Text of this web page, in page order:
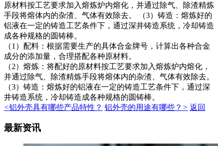
原材料按工艺要求加入熔炼炉内熔化，并通过除气、除渣精炼
手段将熔体内的杂渣、气体有效除去。 （3）铸造：熔炼好的
铝液在一定的铸造工艺条件下，通过深井铸造系统，冷却铸造
成各种规格的圆铸棒。
（1）配料：根据需要生产的具体合金牌号，计算出各种合金
成分的添加量，合理搭配各种原材料。
（2）熔炼：将配好的原材料按工艺要求加入熔炼炉内熔化，
并通过除气、除渣精炼手段将熔体内的杂渣、气体有效除去。
（3）铸造：熔炼好的铝液在一定的铸造工艺条件下，通过深
井铸造系统，冷却铸造成各种规格的圆铸棒。
<铝外壳具有哪些产品特性？ 铝外壳的用途有哪些？ > 返回
最新资讯